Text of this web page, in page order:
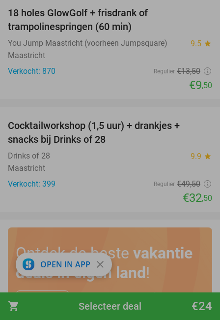
shopping_cart €24
Selecteer deal
18 holes GlowGolf + frisdrank of
trampolinespringen (60 min)
You Jump Maastricht (voorheen Jumpsquare) 9.5 star
Maastricht
Verkocht: 870
Regulier €13,50
€9,50
Cocktailworkshop (1,5 uur) + drankjes +
snacks bij Drinks of 28
Drinks of 28 9.9 star
Maastricht
Verkocht: 399
Regulier €49,50
€32,50
Ontdek de beste vakantie
deals in eigen land!
OPEN IN APP close